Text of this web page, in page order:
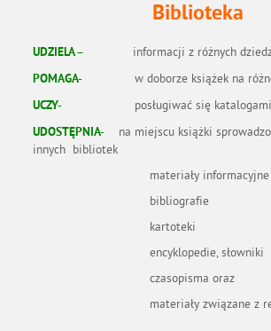
Biblioteka
UDZIELA –
informacji z różnych
POMAGA-
w doborze książek na
UCZY-
posługiwać się katalogami
UDOSTĘPNIA- na miejscu książki
innych bibliotek
materiały informacyjne
bibliografie
kartoteki
encyklopedie, słowniki
czasopisma oraz
materiały związane z